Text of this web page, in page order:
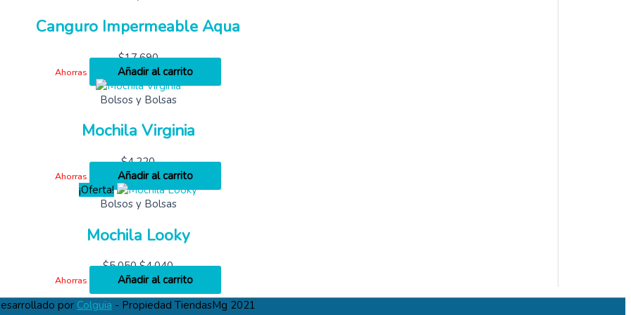
Canguro Impermeable Aqua
$17,690
Ahorras
Añadir al carrito
Bolsos y Bolsas
Mochila Virginia
$4,220
Ahorras
Añadir al carrito
¡Oferta!
Bolsos y Bolsas
Mochila Looky
$5,050 $4,040
Ahorras
Añadir al carrito
por Colguia - Propiedad TiendasMg 2021